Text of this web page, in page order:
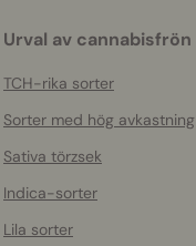
Urval av cannabisfrön
TCH-rika sorter
Sorter med hög avkastning
Sativa törzsek
Indica-sorter
Lila sorter